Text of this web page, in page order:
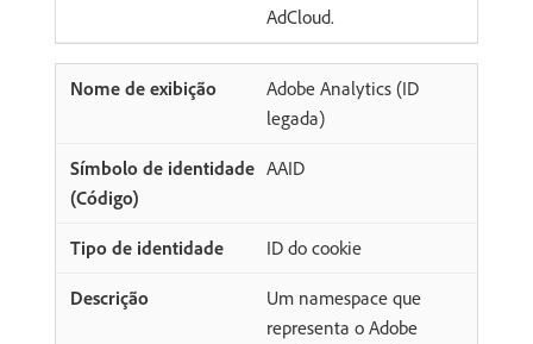
AdCloud.
Adobe Analytics (ID
legada)
AAID
ID do cookie
Um namespace que
representa o Adobe